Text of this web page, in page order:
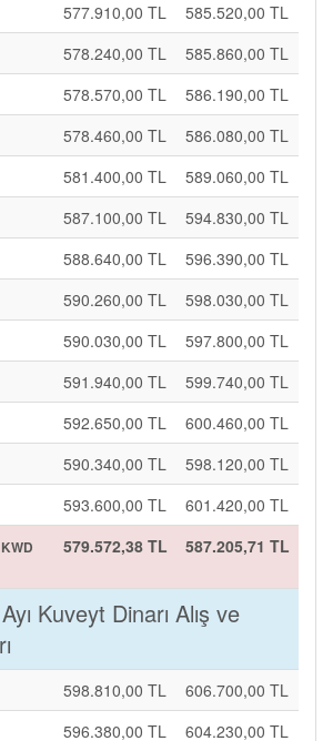
577.910,00 TL
585.520,00 TL
578.240,00 TL
585.860,00 TL
578.570,00 TL
586.190,00 TL
578.460,00 TL
586.080,00 TL
581.400,00 TL
589.060,00 TL
587.100,00 TL
594.830,00 TL
588.640,00 TL
596.390,00 TL
590.260,00 TL
598.030,00 TL
590.030,00 TL
597.800,00 TL
591.940,00 TL
599.740,00 TL
592.650,00 TL
600.460,00 TL
590.340,00 TL
598.120,00 TL
593.600,00 TL 601.420,00 TL
579.572,38 TL 587.205,71 TL
Kuveyt Dinarı Alış ve
598.810,00 TL
606.700,00 TL
596.380,00 TL 604.230,00 TL